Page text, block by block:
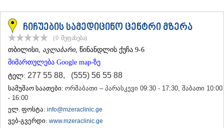
ᲝᲖᲣᲠᲒᲔᲗᲘ
ᲩᲝᲮᲐᲢᲐᲣᲠᲘ
ᲣᲠᲔᲙᲘ
ᲘᲛᲔᲠᲔᲗᲘ
ᲑᲐᲦᲓᲐᲗᲘ
ᲕᲐᲜᲘ
ᲖᲔᲡᲢᲐᲤᲝᲜᲘ
ᲗᲔᲠᲯᲝᲚᲐ
ᲡᲐᲛᲢᲠᲔᲓᲘᲐ
ᲢᲧᲘᲑᲣᲚᲘ
ᲥᲣᲗᲐᲘᲡᲘ
ჩიჩუების სამედიცინო ცენტრი მზერა
(0 შეფასება)
ᲗᲑᲘᲚᲘᲡᲘ, ავლაბარი, წინანდლის ქუჩა 9-6
მიმართულება Google map-ზე
ტელ: 277 55 88, (555) 56 55 88
სამუშაო საათები: ორშაბათი – პარასკევი 09:30 - 17:30, შაბათი 10:00
- 16:00
ელ. ფოსტა: info@mzeraclinic.ge
ვებ-გვერდი: www.mzeraclinic.ge